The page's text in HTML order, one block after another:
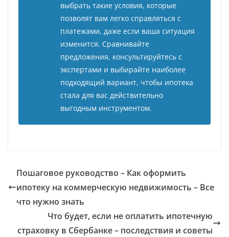
выбрать такие условия, которые
позволят вам легко справляться с
платежами, даже если ваша ситуация
изменится. Сравнивайте
предложения, консультируйтесь с
экспертами и выбирайте наиболее
подходящий вариант, чтобы ипотека
стала для вас действительно
выгодным инструментом.
Пошаговое руководство – Как оформить
ипотеку на коммерческую недвижимость – Все
что нужно знать
Что будет, если не оплатить ипотечную
страховку в Сбербанке – последствия и советы